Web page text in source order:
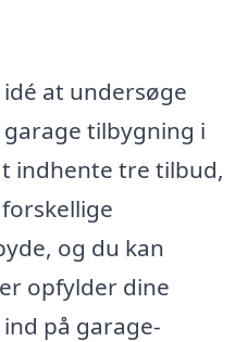
at undersøge
tilbygning i
indhente tre tilbud,
og du kan
opfylder dine
på garage-